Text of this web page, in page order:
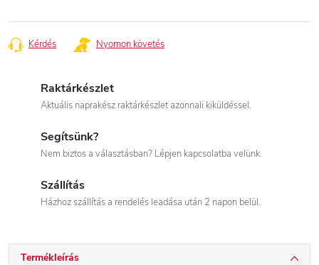
Kérdés Nyomon követés
Raktárkészlet
Aktuális naprakész raktárkészlet azonnali kiküldéssel.
Segítsünk?
Nem biztos a választásban? Lépjen kapcsolatba velünk.
Szállítás
Házhoz szállítás a rendelés leadása után 2 napon belül.
Termékleírás